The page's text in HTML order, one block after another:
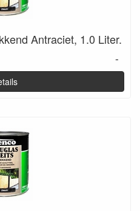
Antraciet, 1.0 Liter.
-